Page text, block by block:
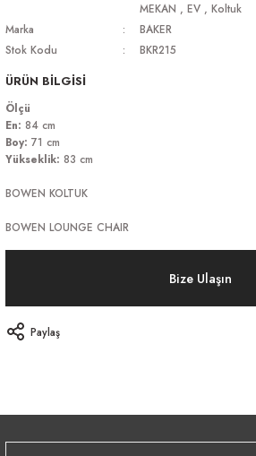
MEKAN , EV , Koltuk
Marka
BAKER
Stok Kodu
BKR215
ÜRÜN BİLGİSİ
Ölçü
En: 84 cm
Boy: 71 cm
Yükseklik: 83 cm
BOWEN KOLTUK
BOWEN LOUNGE CHAIR
Bize Ulaşın
Paylaş